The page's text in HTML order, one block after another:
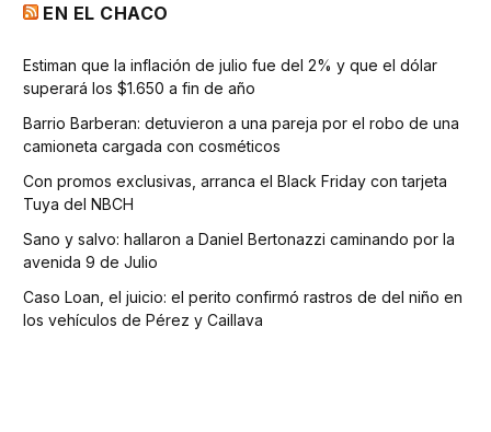
EN EL CHACO
Estiman que la inflación de julio fue del 2% y que el dólar
superará los $1.650 a fin de año
Barrio Barberan: detuvieron a una pareja por el robo de una
camioneta cargada con cosméticos
Con promos exclusivas, arranca el Black Friday con tarjeta
Tuya del NBCH
Sano y salvo: hallaron a Daniel Bertonazzi caminando por la
avenida 9 de Julio
Caso Loan, el juicio: el perito confirmó rastros de del niño en
los vehículos de Pérez y Caillava